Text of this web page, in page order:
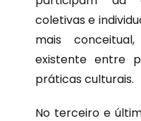
coletivas e
mais
existente entre
práticas culturais.
No terceiro e